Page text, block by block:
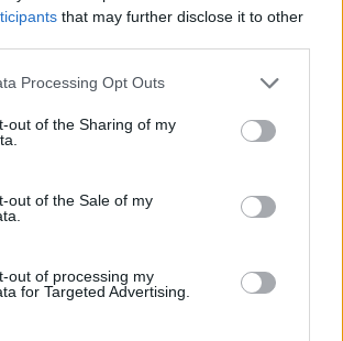
that may further disclose it to other
website/app uses one or more Google
visit or usage behaviour. You may click to
to Google and its third-party tags to
below specified purposes in below Google
Processing Opt Outs
out of the Sharing of my
out of the Sale of my
out of processing my
for Targeted Advertising.
Club, a Chez Paree
Hotel Las Vegasban és a
hirdette fellépéseit egészen a
Továbbra is népszerű
maradt atelevíziós műsoroknak
is vállalt szerepeket, melyek közül
Utolsó éveit Santa
ott is hunyt el, 1972-ben.
hobbijai közül kiemelkedik a
csapatának egy ideig
is volt, aztán rájött, hogy nem a